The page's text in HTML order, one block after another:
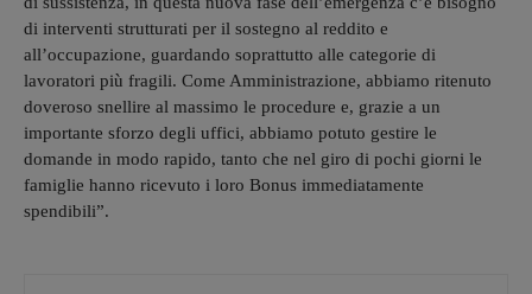
di interventi strutturati per il sostegno al reddito e
all’occupazione, guardando soprattutto alle categorie di
lavoratori più fragili. Come Amministrazione, abbiamo ritenuto
doveroso snellire al massimo le procedure e, grazie a un
importante sforzo degli uffici, abbiamo potuto gestire le
domande in modo rapido, tanto che nel giro di pochi giorni le
famiglie hanno ricevuto i loro Bonus immediatamente
spendibili”.